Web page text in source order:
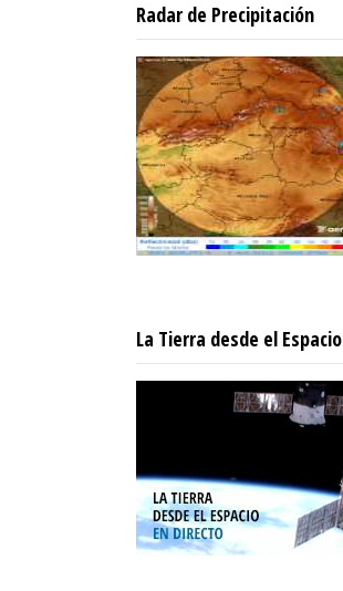
Radar de Precipitación
La Tierra desde el Espacio